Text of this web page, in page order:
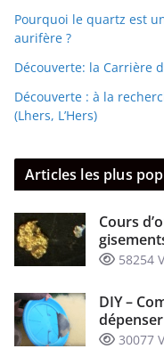
Pourquoi le quartz est
aurifère ?
Découverte: la Carrière
Découverte : à la
(Lhers, L’Hers)
Articles les plus
Cours
58254
DIY –
30077